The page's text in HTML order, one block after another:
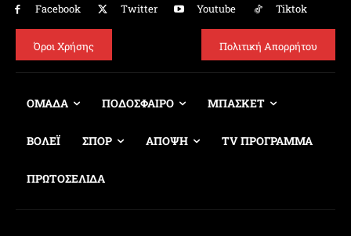
Facebook Twitter Youtube Tiktok
Όροι Χρήσης Πολιτική Απορρήτου
ΟΜΑΔΑ ΠΟΔΟΣΦΑΙΡΟ ΜΠΑΣΚΕΤ
ΒΟΛΕΪ ΣΠΟΡ ΑΠΟΨΗ TV ΠΡΟΓΡΑΜΜΑ
ΠΡΩΤΟΣΕΛΙΔΑ